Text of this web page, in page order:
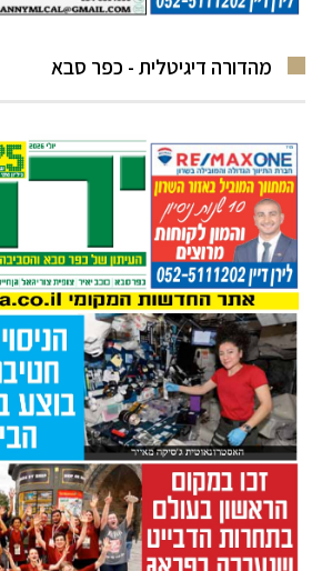
מהדורה דיגיטלית - כפר סבא